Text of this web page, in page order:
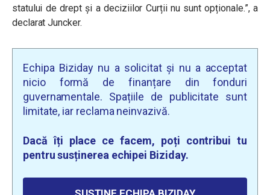
statului de drept și a deciziilor Curții nu sunt opționale.”, a
declarat Juncker.
Echipa Biziday nu a solicitat și nu a acceptat
nicio formă de finanțare din fonduri
guvernamentale. Spațiile de publicitate sunt
limitate, iar reclama neinvazivă.
Dacă îți place ce facem, poți contribui tu
pentru susținerea echipei Biziday.